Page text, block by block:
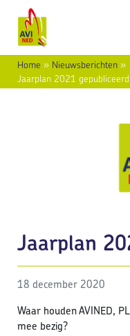
Home » Nieuwsberichten »
Jaarplan 2021 gepubliceerd
Jaarplan
18 december 2020
Waar houden AVINED,
mee bezig?